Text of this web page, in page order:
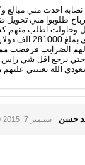
اخذت مني
طلوبوا مني
وحاولت اطلب
رصيدي بملغ
لهم الضرايب فرفضت
الله يعينني
حسن سبتمبر 7, 2015 at 2:19 ص